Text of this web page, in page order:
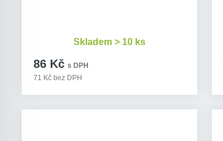
86 Kč s DPH
71 Kč bez DPH
Skladem > 10 ks